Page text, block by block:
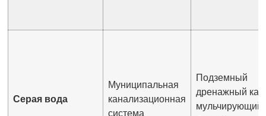
Серая вода
Муниципальная
канализационная
система
Подземный
дренажный
мульчирующий